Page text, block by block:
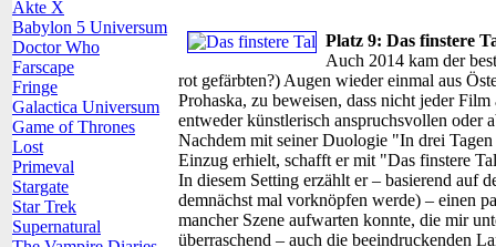
Akte X
Babylon 5 Universum
Doctor Who
Farscape
Fringe
Galactica Universum
Game of Thrones
Lost
Primeval
Stargate
Star Trek
Supernatural
Platz 9: Das finstere
Auch 2014 kam der
rot gefärbten?) Augen wieder einmal aus
Prohaska, zu beweisen, dass nicht jeder
entweder künstlerisch anspruchsvollen oder
Nachdem mit seiner Duologie "In drei
Einzug erhielt, schafft er mit "Das finstere
In diesem Setting erzählt er – basierend auf
demnächst mal vorknöpfen werde) – einen
mancher Szene aufwarten konnte, die mir
überraschend – auch die beeindruckenden